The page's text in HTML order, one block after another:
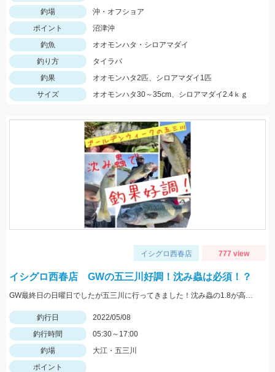
釣場
沖・オフショア
ポイント
沼津沖
釣魚
オオモンハタ・シロアマダイ
釣り方
タイラバ
釣果
オオモンハタ2匹、シロアマダイ1匹
サイズ
オオモンハタ30～35cm、シロアマダイ2.4ｋｇ
イシグロ西春店 777 view
イシグロ西春店 GWの五三川好調！沈み蟲は必須！？
GW最終日の日曜日でしたが五三川に行ってきました！沈み蟲の1.8が高反応でした！沈み蟲1.8のズル引きで釣果を出せてオフセットフックなので根掛かりも少なくてオススメですよ！
釣行日
2022/05/08
釣行時間
05:30～17:00
釣場
大江・五三川
ポイント